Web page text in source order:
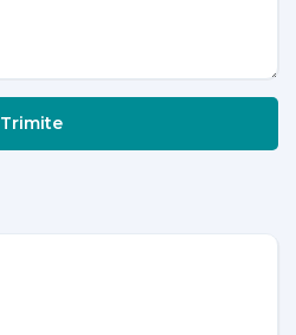
Trimite